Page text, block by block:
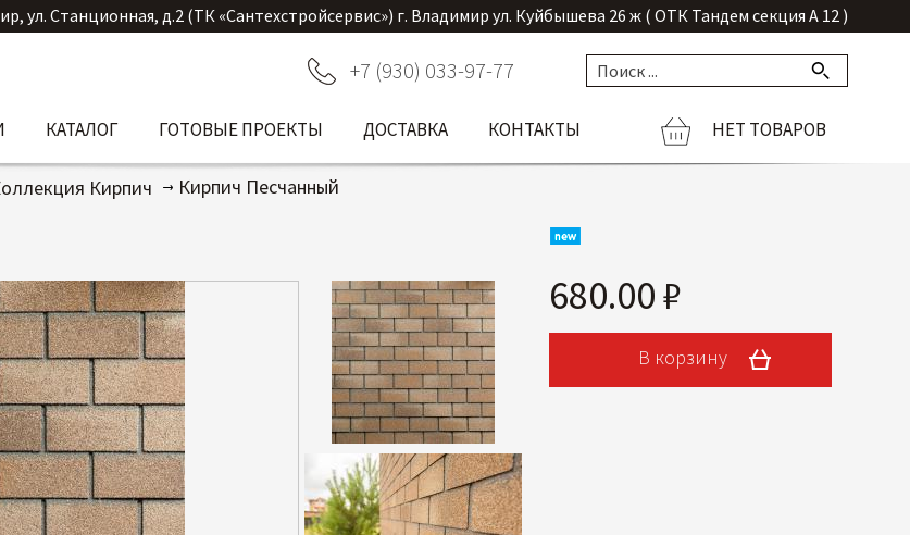
ул. Станционная, д.2 (ТК «Сантехстройсервис») г. Владимир ул. Куйбышева 26 ж ( ОТК Тандем секция А 12 )
+7 (930) 033-97-77
НЕТ ТОВАРОВ
КАТАЛОГ ГОТОВЫЕ ПРОЕКТЫ ДОСТАВКА КОНТАКТЫ
Кирпич Кирпич Песчанный
680.00 ₽
В корзину